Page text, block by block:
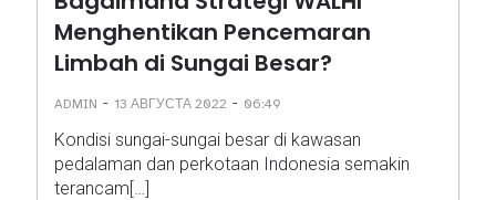
Menghentikan Pencemaran
Limbah di Sungai Besar?
ADMIN - 13 АВГУСТА 2022 - 06:49
Kondisi sungai-sungai besar di kawasan
pedalaman dan perkotaan Indonesia semakin
terancam[…]